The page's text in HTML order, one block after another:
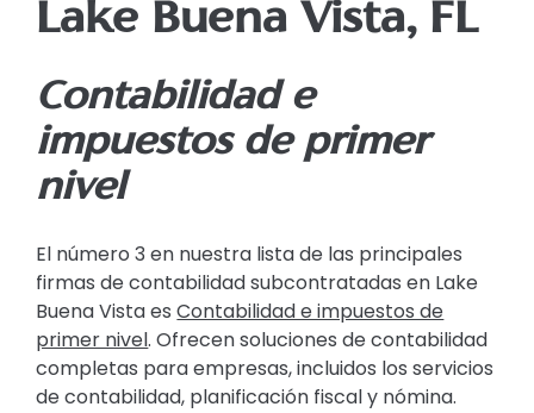
Lake Buena Vista, FL
Contabilidad e
impuestos de primer
nivel
El número 3 en nuestra lista de las principales
firmas de contabilidad subcontratadas en Lake
Buena Vista esContabilidad e impuestos de
primer nivel. Ofrecen soluciones de contabilidad
completas para empresas, incluidos los servicios
de contabilidad, planificación fiscal y nómina.